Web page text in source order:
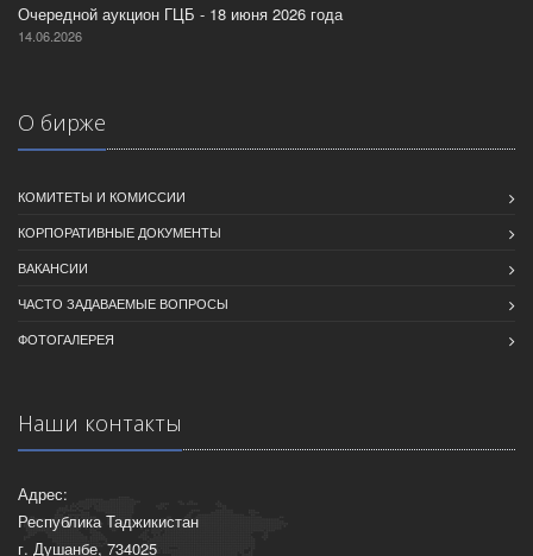
Очередной аукцион ГЦБ - 18 июня 2026 года
14.06.2026
О бирже
КОМИТЕТЫ И КОМИССИИ
КОРПОРАТИВНЫЕ ДОКУМЕНТЫ
ВАКАНСИИ
ЧАСТО ЗАДАВАЕМЫЕ ВОПРОСЫ
ФОТОГАЛЕРЕЯ
Наши контакты
Адрес:
Республика Таджикистан
г. Душанбе, 734025